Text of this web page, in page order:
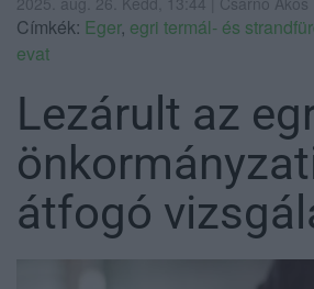
Címkék: Eger, egri termál- és
evat
Lezárult az
átfogó